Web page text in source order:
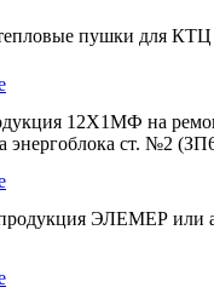
пушки для
12Х1МФ на
ст. №2
ЭЛЕМЕР или